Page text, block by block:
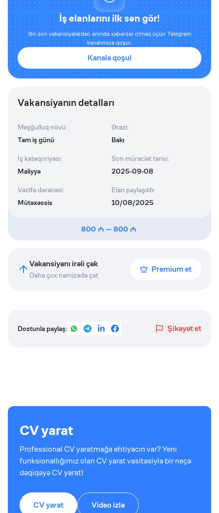
İş elanlarını ilk sən gör!
Ən son vakansiyalardan anında xəbərdar olmaq üçün Telegram
kanalımıza qoşul.
Kanala qoşul
Vakansiyanın detalları
Məşğulluq növü:
Tam iş günü
Ərazi:
Bakı
İş kateqoriyası:
Maliyyə
Son müraciət tarixi:
2025-09-08
Vəzifə dərəcəsi:
Mütəxəssis
Elan paylaşılıb:
10/08/2025
800 — 800
Vakansiyanı irəli çək
Daha çox namizədə çat
Premium et
Dostunla paylaş: Şikayət et
CV yarat
Professional CV yaratmağa ehtiyacın var? Yeni
funksionallığımız olan CV yarat vasitəsiylə bir neçə
dəqiqəyə CV yarat!
CV yarat Video izlə